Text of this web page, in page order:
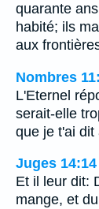
quarante
habité; ils
aux
Nombres
L'Eternel
serait-elle
que je t'ai dit
Juges 14:14
Et il leur dit:
mange, et